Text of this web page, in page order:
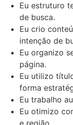
Eu estruturo
de busca.
Eu crio
intenção de
Eu organizo
página.
Eu utilizo
forma
Eu trabalho
Eu otimizo
e região.